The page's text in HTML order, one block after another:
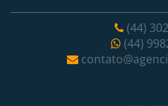
(44)
(44)